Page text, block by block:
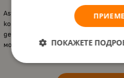
Astra „Футбол“ е лека, удобна и
комбинира практичност и
ден в детската градина в
момчета.
ПОКАЖЕТЕ